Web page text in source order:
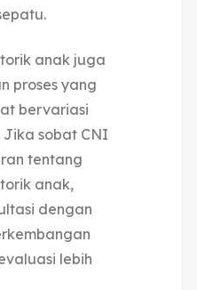
anak juga
proses yang
bervariasi
sobat CNI
tentang
anak,
dengan
lebih